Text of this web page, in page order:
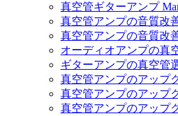
真空管ギターアンプ
真空管アンプの音質改
真空管アンプの音質改
オーディオアンプの真
ギターアンプの真空管
真空管アンプのアッ
真空管アンプのアッ
真空管アンプのアッ